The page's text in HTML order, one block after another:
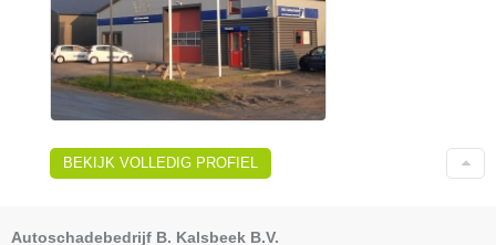
BEKIJK VOLLEDIG PROFIEL
Autoschadebedrijf B. Kalsbeek B.V.